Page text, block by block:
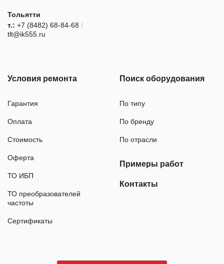
Тольятти
т.: +7 (8482) 68-84-68 /
tlt@ik555.ru
Условия ремонта
Гарантия
Оплата
Стоимость
Оферта
ТО ИБП
ТО преобразователей
частоты
Сертификаты
Поиск оборудования
По типу
По бренду
По отрасли
Примеры работ
Контакты